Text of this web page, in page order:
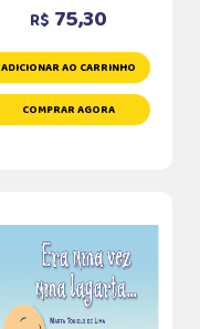
R$ 75,30
ADICIONAR AO CARRINHO
COMPRAR AGORA